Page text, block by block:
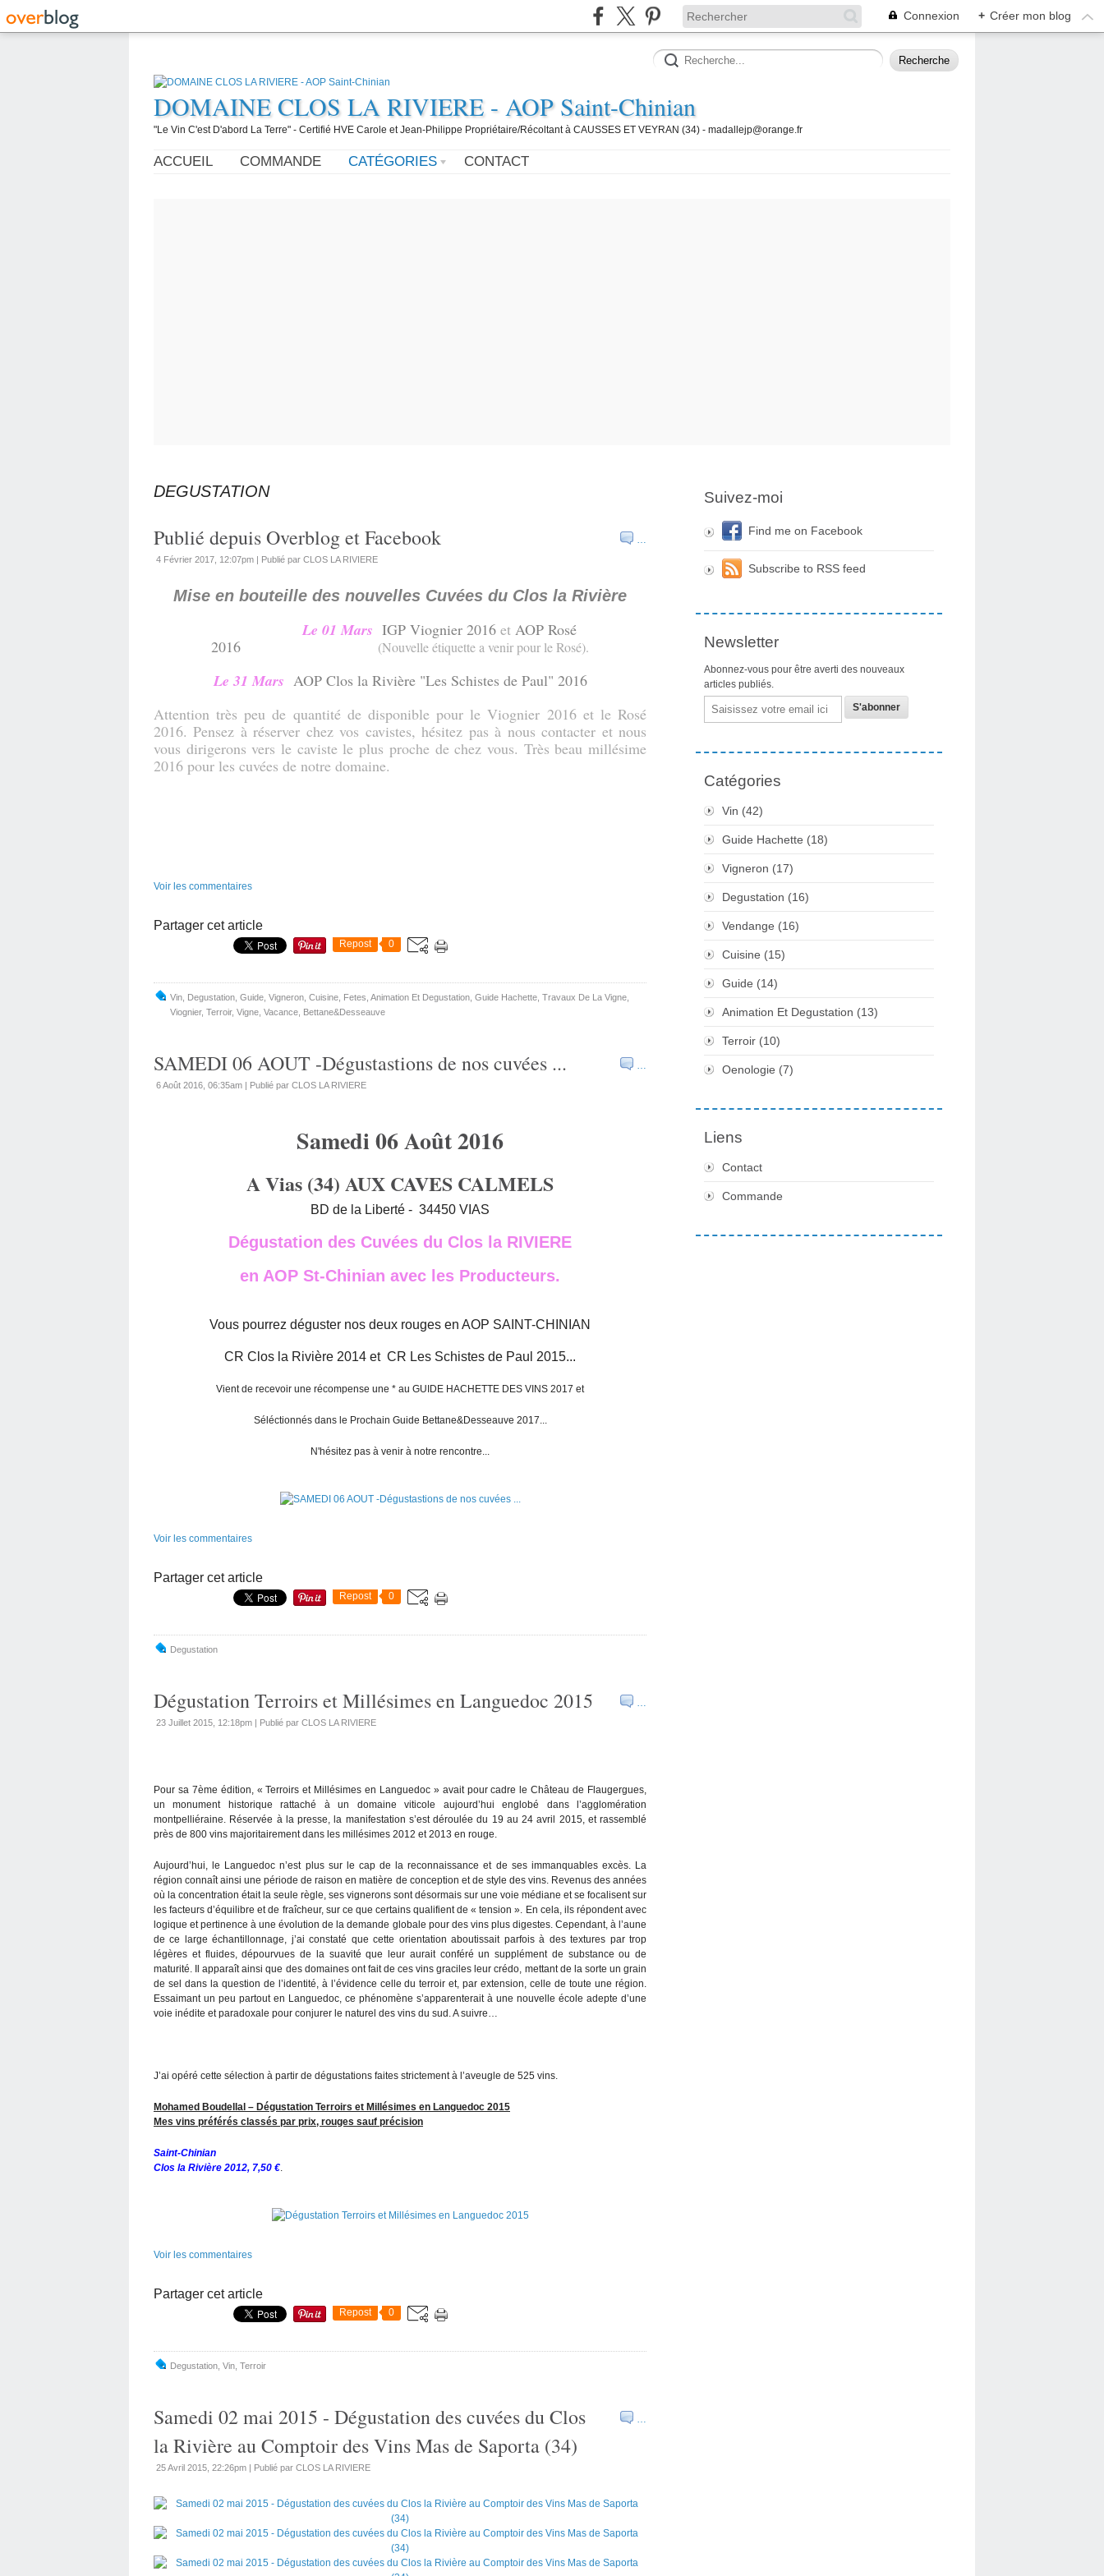
Connexion + Créer mon blog
DOMAINE CLOS LA RIVIERE - AOP Saint-Chinian
"Le Vin C'est D'abord La Terre" - Certifié HVE Carole et Jean-Philippe Propriétaire/Récoltant à CAUSSES ET VEYRAN (34) - madallejp@orange.fr
ACCUEIL COMMANDE CATÉGORIES CONTACT
DEGUSTATION
…
Publié depuis Overblog et Facebook
4 Février 2017, 12:07pm | Publié par CLOS LA RIVIERE
Mise en bouteille des nouvelles Cuvées du Clos la Rivière
Le 01 Mars IGP Viognier 2016 et AOP Rosé
2016
(Nouvelle étiquette a venir pour le Rosé).
Le 31 Mars AOP Clos la Rivière "Les Schistes de Paul" 2016
Attention très peu de quantité de disponible pour le Viognier 2016 et le Rosé
2016. Pensez à réserver chez vos cavistes, hésitez pas à nous contacter et nous
vous dirigerons vers le caviste le plus proche de chez vous. Très beau millésime
2016 pour les cuvées de notre domaine.
Voir les commentaires
Partager cet article
Repost 0
Vin Degustation Guide Vigneron Cuisine Fetes Animation Et Degustation Guide Hachette Travaux De La Vigne
Viognier, Terroir, Vigne Vacance Bettane&desseauve
…
SAMEDI 06 AOUT -Dégustastions de nos cuvées ...
6 Août 2016, 06:35am | Publié par CLOS LA RIVIERE
Samedi 06 Août 2016
A Vias (34) AUX CAVES CALMELS
BD de la Liberté - 34450 VIAS
Dégustation des Cuvées du Clos la RIVIERE
en AOP St-Chinian avec les Producteurs.
Vous pourrez déguster nos deux rouges en AOP SAINT-CHINIAN
CR Clos la Rivière 2014 et CR Les Schistes de Paul 2015...
Vient de recevoir une récompense une * au GUIDE HACHETTE DES VINS 2017 et
Séléctionnés dans le Prochain Guide Bettane&Desseauve 2017...
N'hésitez pas à venir à notre rencontre...
Voir les commentaires
Partager cet article
Repost 0
Degustation
…
Dégustation Terroirs et Millésimes en Languedoc 2015
23 Juillet 2015, 12:18pm | Publié par CLOS LA RIVIERE
Pour sa 7ème édition, « Terroirs et Millésimes en Languedoc » avait pour cadre le Château de Flaugergues,
un monument historique rattaché à un domaine viticole aujourd’hui englobé dans l’agglomération
montpelliéraine. Réservée à la presse, la manifestation s’est déroulée du 19 au 24 avril 2015, et rassemblé
près de 800 vins majoritairement dans les millésimes 2012 et 2013 en rouge.
Aujourd’hui, le Languedoc n’est plus sur le cap de la reconnaissance et de ses immanquables excès. La
région connaît ainsi une période de raison en matière de conception et de style des vins. Revenus des années
où la concentration était la seule règle, ses vignerons sont désormais sur une voie médiane et se focalisent sur
les facteurs d’équilibre et de fraîcheur, sur ce que certains qualifient de « tension ». En cela, ils répondent avec
logique et pertinence à une évolution de la demande globale pour des vins plus digestes. Cependant, à l’aune
de ce large échantillonnage, j’ai constaté que cette orientation aboutissait parfois à des textures par trop
légères et fluides, dépourvues de la suavité que leur aurait conféré un supplément de substance ou de
maturité. Il apparaît ainsi que des domaines ont fait de ces vins graciles leur crédo, mettant de la sorte un grain
de sel dans la question de l’identité, à l’évidence celle du terroir et, par extension, celle de toute une région.
Essaimant un peu partout en Languedoc, ce phénomène s’apparenterait à une nouvelle école adepte d’une
voie inédite et paradoxale pour conjurer le naturel des vins du sud. A suivre…
J’ai opéré cette sélection à partir de dégustations faites strictement à l’aveugle de 525 vins.
Mohamed Boudellal – Dégustation Terroirs et Millésimes en Languedoc 2015
Mes vins préférés classés par prix, rouges sauf précision
Saint-Chinian
Clos la Rivière 2012, 7,50 €.
Voir les commentaires
Partager cet article
Repost 0
Degustation Vin Terroir
…
Samedi 02 mai 2015 - Dégustation des cuvées du Clos
la Rivière au Comptoir des Vins Mas de Saporta (34)
25 Avril 2015, 22:26pm | Publié par CLOS LA RIVIERE
Suivez-moi
Find me on Facebook
Subscribe to RSS feed
Newsletter
Abonnez-vous pour être averti des nouveaux
articles publiés.
Email
Catégories
Vin (42)
Guide Hachette (18)
Vigneron (17)
Degustation (16)
Vendange (16)
Cuisine (15)
Guide (14)
Animation Et Degustation (13)
Terroir (10)
Oenologie (7)
Liens
Contact
Commande